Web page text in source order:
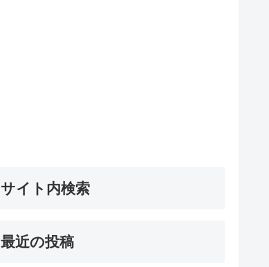
サイト内検索
最近の投稿